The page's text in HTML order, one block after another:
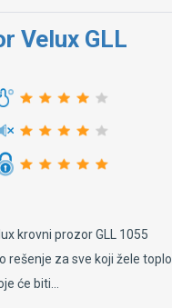
Velux GLL
krovni prozor GLL 1055
rešenje za sve koji žele toplo
će biti...